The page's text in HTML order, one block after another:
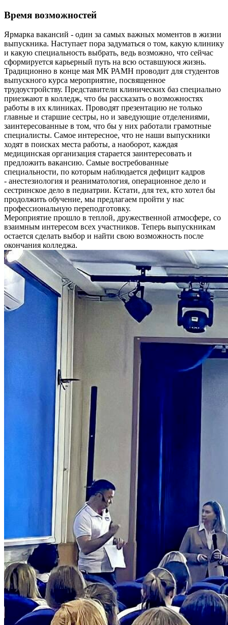
Время возможностей
Ярмарка вакансий - один за самых важных моментов в жизни
выпускника. Наступает пора задуматься о том, какую клинику
и какую специальность выбрать, ведь возможно, что сейчас
сформируется карьерный путь на всю оставшуюся жизнь.
Традиционно в конце мая МК РАМН проводит для студентов
выпускного курса мероприятие, посвященное
трудоустройству. Представители клинических баз специально
приезжают в колледж, что бы рассказать о возможностях
работы в их клиниках. Проводят презентацию не только
главные и старшие сестры, но и заведующие отделениями,
заинтересованные в том, что бы у них работали грамотные
специалисты. Самое интересное, что не наши выпускники
ходят в поисках места работы, а наоборот, каждая
медицинская организация старается заинтересовать и
предложить вакансию. Самые востребованные
специальности, по которым наблюдается дефицит кадров
- анестезиология и реаниматология, операционное дело и
сестринское дело в педиатрии. Кстати, для тех, кто хотел бы
продолжить обучение, мы предлагаем пройти у нас
профессиональную переподготовку.
Мероприятие прошло в теплой, дружественной атмосфере, со
взаимным интересом всех участников. Теперь выпускникам
остается сделать выбор и найти свою возможность после
окончания колледжа.